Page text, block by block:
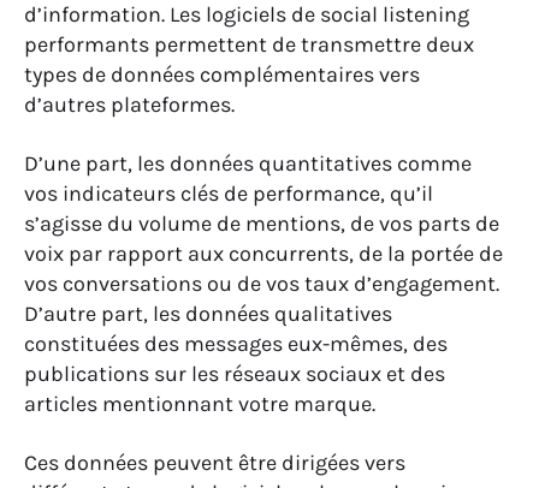
d’information. Les logiciels de social listening
performants permettent de transmettre deux
types de données complémentaires vers
d’autres plateformes.
D’une part, les données quantitatives comme
vos indicateurs clés de performance, qu’il
s’agisse du volume de mentions, de vos parts de
voix par rapport aux concurrents, de la portée de
vos conversations ou de vos taux d’engagement.
D’autre part, les données qualitatives
constituées des messages eux-mêmes, des
publications sur les réseaux sociaux et des
articles mentionnant votre marque.
Ces données peuvent être dirigées vers